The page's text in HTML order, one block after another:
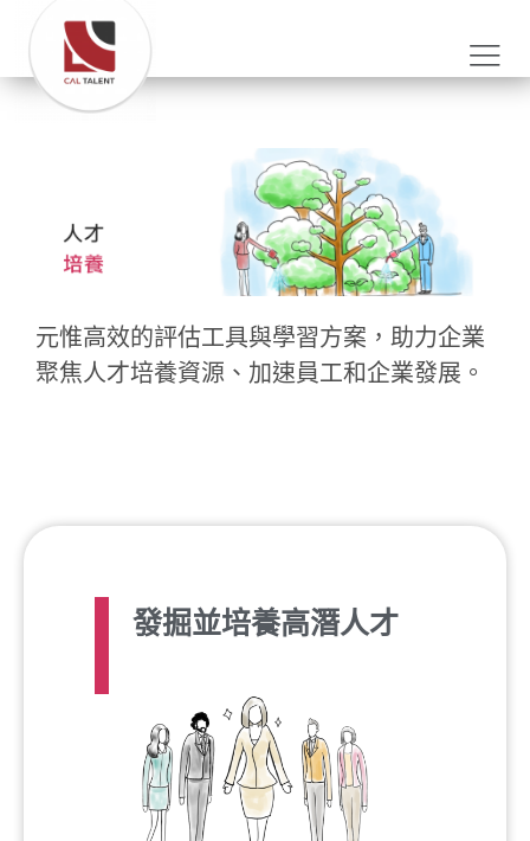
元惟高效的評估工具與學習方案，助力企業
聚焦人才培養資源、加速員工和企業發展。
發掘並培養高潛人才